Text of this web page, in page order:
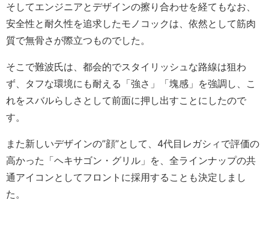
そしてエンジニアとデザインの擦り合わせを経てもなお、
安全性と耐久性を追求したモノコックは、依然として筋肉
質で無骨さが際立つものでした。
そこで難波氏は、都会的でスタイリッシュな路線は狙わ
ず、タフな環境にも耐える「強さ」「塊感」を強調し、こ
れをスバルらしさとして前面に押し出すことにしたので
す。
また新しいデザインの”顔”として、4代目レガシィで評価の
高かった「ヘキサゴン・グリル」を、全ラインナップの共
通アイコンとしてフロントに採用することも決定しまし
た。